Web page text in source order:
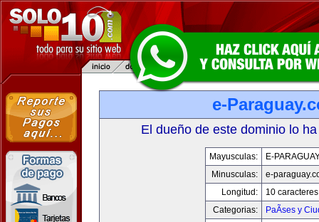
e-
El dueño de este dominio lo
Mayusculas:
E-
Minusculas:
e-
Longitud:
10 caracteres
Categorias:
PaÃ­ses y